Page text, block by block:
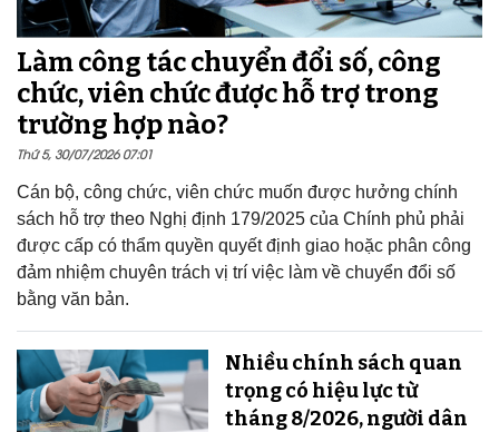
Làm công tác chuyển đổi số, công
chức, viên chức được hỗ trợ trong
trường hợp nào?
Thứ 5, 30/07/2026 07:01
Cán bộ, công chức, viên chức muốn được hưởng chính
sách hỗ trợ theo Nghị định 179/2025 của Chính phủ phải
được cấp có thẩm quyền quyết định giao hoặc phân công
đảm nhiệm chuyên trách vị trí việc làm về chuyển đổi số
bằng văn bản.
Nhiều chính sách quan
trọng có hiệu lực từ
tháng 8/2026, người dân